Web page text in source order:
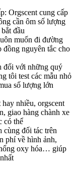
Orgscent cung cấp
cần ôm số lượng
đầu
muốn đi đường
nguyên tắc cho
đối với những quý
tôi test các mẫu nhỏ
số lượng lớn
nhiều, orgscent
giao hàng chành xe
có thể
cùng đối tác trên
phí về hình ảnh,
oxy hóa… giúp